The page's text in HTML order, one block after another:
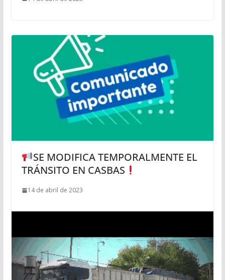
SE MODIFICA TEMPORALMENTE EL
TRÁNSITO EN CASBAS
14 de abril de 2023